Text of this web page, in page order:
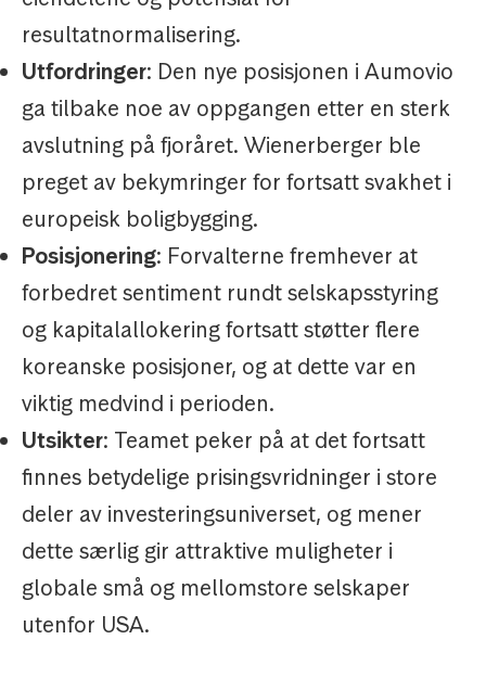
resultatnormalisering.
Utfordringer: Den nye posisjonen i Aumovio
ga tilbake noe av oppgangen etter en sterk
avslutning på fjoråret. Wienerberger ble
preget av bekymringer for fortsatt svakhet i
europeisk boligbygging.
Posisjonering: Forvalterne fremhever at
forbedret sentiment rundt selskapsstyring
og kapitalallokering fortsatt støtter flere
koreanske posisjoner, og at dette var en
viktig medvind i perioden.
Utsikter: Teamet peker på at det fortsatt
finnes betydelige prisingsvridninger i store
deler av investeringsuniverset, og mener
dette særlig gir attraktive muligheter i
globale små og mellomstore selskaper
utenfor USA.